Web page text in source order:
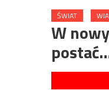
ŚWIAT
W